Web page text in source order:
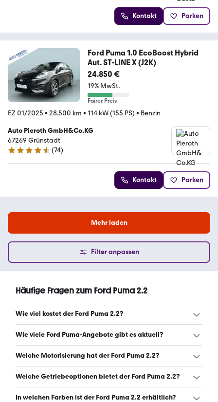
Kontakt Parken
Ford Puma 1.0 EcoBoost Hybrid
Aut. ST-LINE X (J2K)
24.850 €
19% MwSt.
Fairer Preis
EZ 01/2025 • 28.500 km • 114 kW (155 PS) • Benzin
Auto Pieroth GmbH&Co.KG
67269 Grünstadt
4.6 Sterne
(74)
Kontakt Parken
Mehr laden
Filter anpassen
Häufige Fragen zum Ford Puma 2.2
Wie viel kostet der Ford Puma 2.2?
Ein guter Preis für einen Ford Puma 2.2 liegt zwischen
€ monatlich. (Stand: 7.8.2026)
Wie viele Ford Puma-Angebote gibt es aktuell?
Es gibt insgesamt 313 Ford Puma bei mobile.de, davon
Welche Motorisierung hat der Ford Puma 2.2?
Der Ford Puma 2.2 hat Leistungen zwischen 120 und 200
Welche Getriebeoptionen bietet der Ford Puma 2.2?
Der Ford Puma 2.2 ist mit manuellem, automatischem und
In welchen Farben ist der Ford Puma 2.2 erhältlich?